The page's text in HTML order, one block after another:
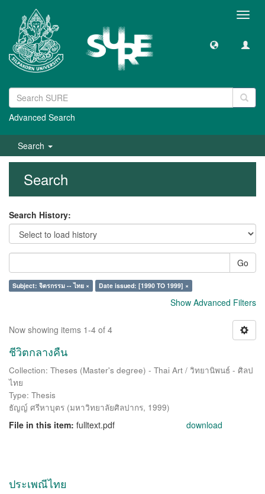
Advanced Search
Search
Search
Search History:
Go
Subject: จิตรกรรม -- ไทย × Date issued: [1990 TO 1999] ×
Show Advanced Filters
Now showing items 1-4 of 4
ชีวิตกลางคืน
Collection: Theses (Master's degree) - Thai Art / วิทยานิพนธ์ - ศิลป
ไทย
Type: Thesis
ธัญญ์ ศรีหาบุตร (มหาวิทยาลัยศิลปากร, 1999)
File in this item: fulltext.pdf download
ประเพณีไทย